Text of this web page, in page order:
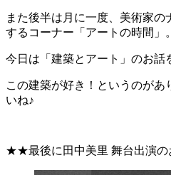
また後半は月に一度、美術家の
するコーナー「アートの時間」。
今日は「建築とアート」のお話
この建築が好き！というのがあ
いね♪
★★最後に田中美里 舞台出演